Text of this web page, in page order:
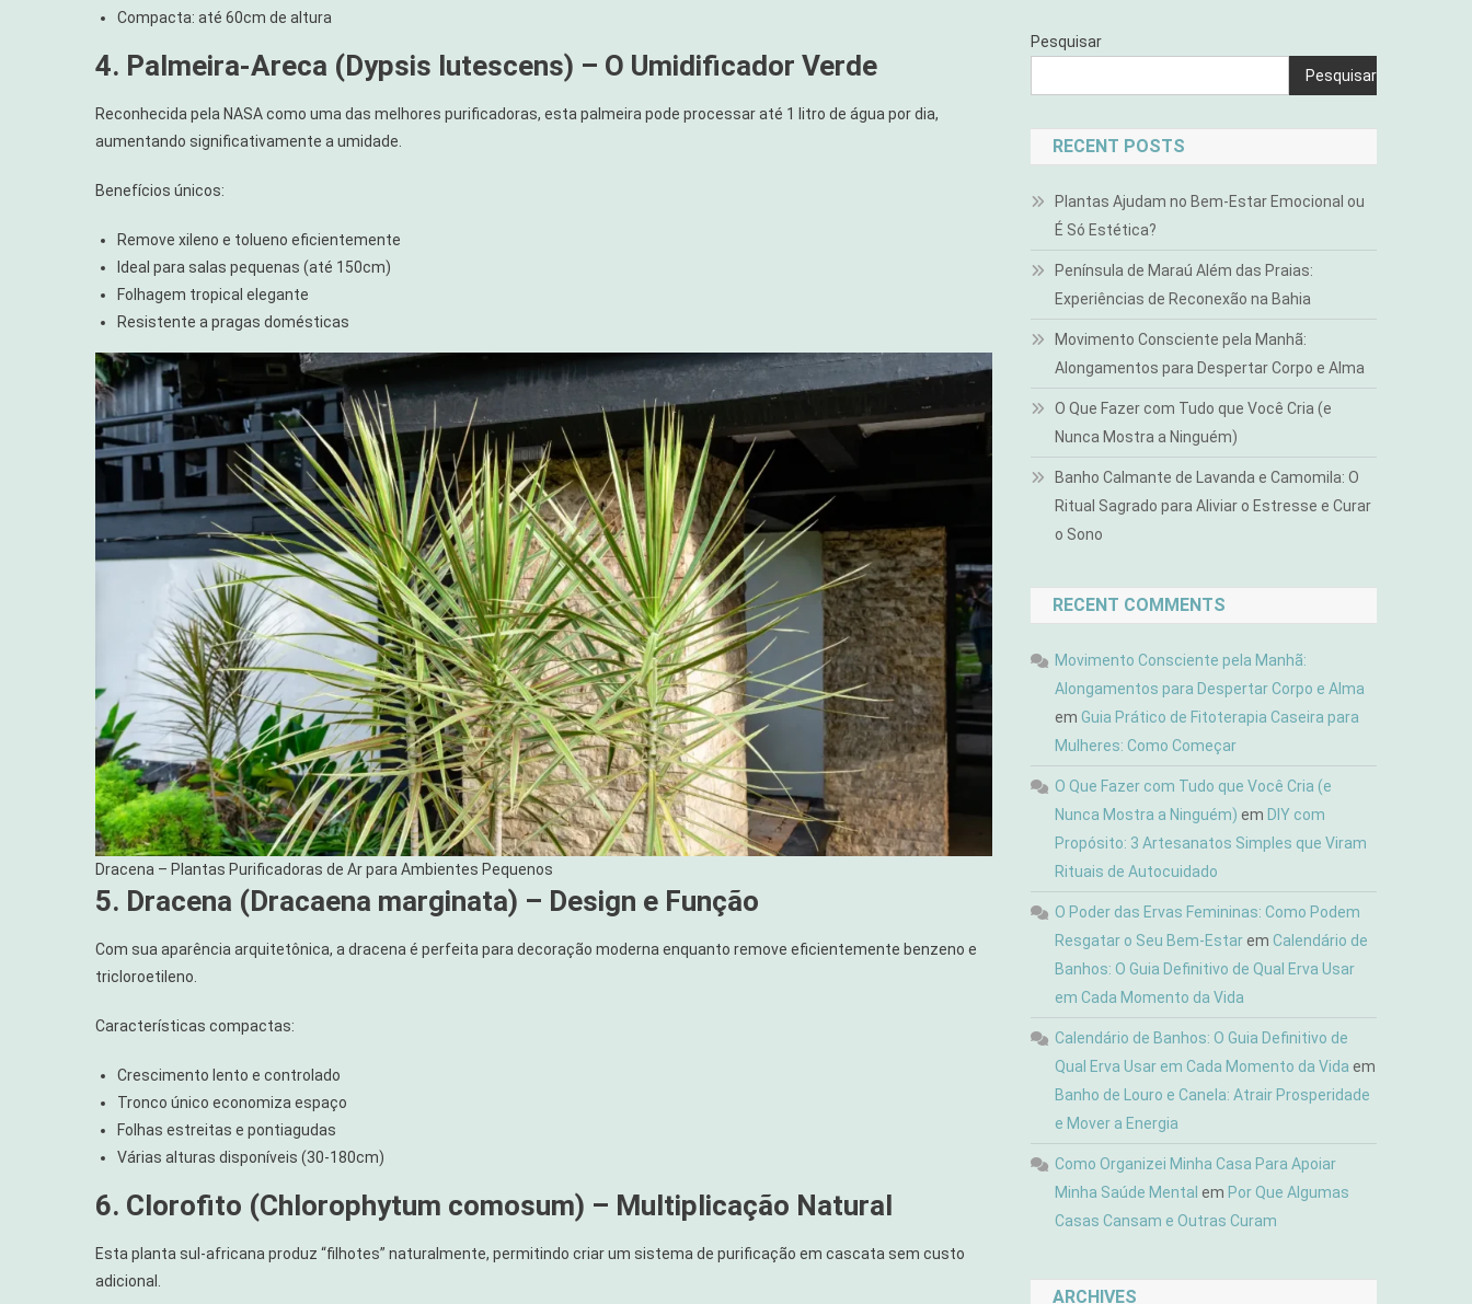
Compacta: até 60cm de altura
4. Palmeira-Areca (Dypsis lutescens) – O Umidificador Verde
Reconhecida pela NASA como uma das melhores purificadoras, esta palmeira pode processar até 1 litro de água por dia,
aumentando significativamente a umidade.
Benefícios únicos:
Remove xileno e tolueno eficientemente
Ideal para salas pequenas (até 150cm)
Folhagem tropical elegante
Resistente a pragas domésticas
Dracena – Plantas Purificadoras de Ar para Ambientes Pequenos
5. Dracena (Dracaena marginata) – Design e Função
Com sua aparência arquitetônica, a dracena é perfeita para decoração moderna enquanto remove eficientemente benzeno e
tricloroetileno.
Características compactas:
Crescimento lento e controlado
Tronco único economiza espaço
Folhas estreitas e pontiagudas
Várias alturas disponíveis (30-180cm)
6. Clorofito (Chlorophytum comosum) – Multiplicação Natural
Esta planta sul-africana produz “filhotes” naturalmente, permitindo criar um sistema de purificação em cascata sem custo
adicional.
Pesquisar
Pesquisar
RECENT POSTS
Plantas Ajudam no Bem-Estar Emocional ou
É Só Estética?
Península de Maraú Além das Praias:
Experiências de Reconexão na Bahia
Movimento Consciente pela Manhã:
Alongamentos para Despertar Corpo e Alma
O Que Fazer com Tudo que Você Cria (e
Nunca Mostra a Ninguém)
Banho Calmante de Lavanda e Camomila: O
Ritual Sagrado para Aliviar o Estresse e Curar
o Sono
RECENT COMMENTS
Movimento Consciente pela Manhã:
Alongamentos para Despertar Corpo e Alma
emGuia Prático de Fitoterapia Caseira para
Mulheres: Como Começar
O Que Fazer com Tudo que Você Cria (e
Nunca Mostra a Ninguém) em DIY com
Propósito: 3 Artesanatos Simples que Viram
Rituais de Autocuidado
O Poder das Ervas Femininas: Como Podem
Resgatar o Seu Bem-EstaremCalendário de
Banhos: O Guia Definitivo de Qual Erva Usar
em Cada Momento da Vida
Calendário de Banhos: O Guia Definitivo de
Qual Erva Usar em Cada Momento da Vida em
Banho de Louro e Canela: Atrair Prosperidade
e Mover a Energia
Como Organizei Minha Casa Para Apoiar
Minha Saúde Mental em Por Que Algumas
Casas Cansam e Outras Curam
ARCHIVES